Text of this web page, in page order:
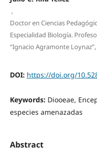
,
Doctor en Ciencias
Especialidad Biología.
“Ignacio Agramonte
DOI: https://doi.org/
Keywords: Diooeae,
especies amenazadas
Abstract